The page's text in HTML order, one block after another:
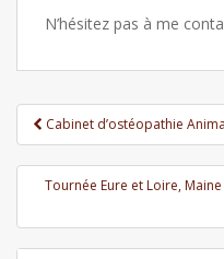
N’hésitez pas à me
Pagination
d'article
Cabinet d’ostéopathie
Tournée Eure et Loire,